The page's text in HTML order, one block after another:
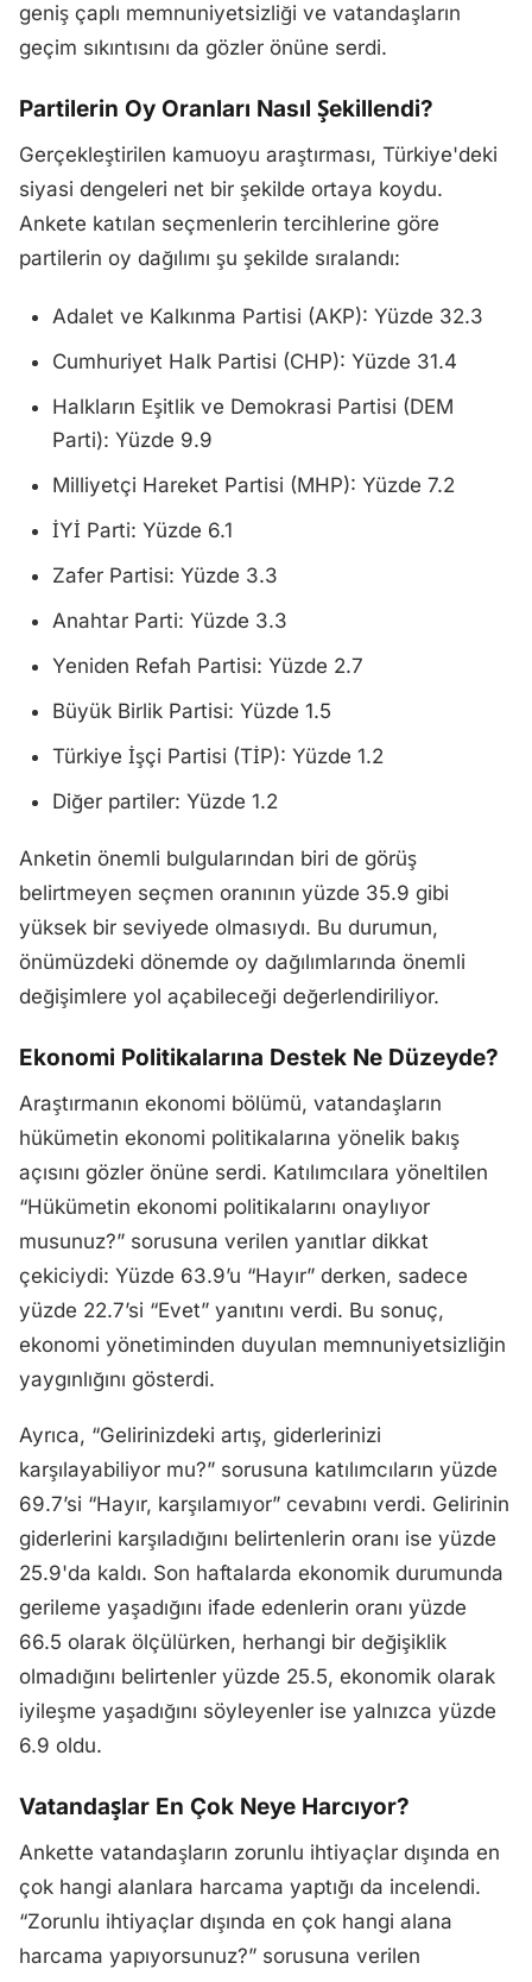
geniş çaplı memnuniyetsizliği ve vatandaşların
geçim sıkıntısını da gözler önüne serdi.
Partilerin Oy Oranları Nasıl Şekillendi?
Gerçekleştirilen kamuoyu araştırması, Türkiye'deki
siyasi dengeleri net bir şekilde ortaya koydu.
Ankete katılan seçmenlerin tercihlerine göre
partilerin oy dağılımı şu şekilde sıralandı:
Adalet ve Kalkınma Partisi (AKP): Yüzde 32.3
Cumhuriyet Halk Partisi (CHP): Yüzde 31.4
Halkların Eşitlik ve Demokrasi Partisi (DEM
Parti): Yüzde 9.9
Milliyetçi Hareket Partisi (MHP): Yüzde 7.2
İYİ Parti: Yüzde 6.1
Zafer Partisi: Yüzde 3.3
Anahtar Parti: Yüzde 3.3
Yeniden Refah Partisi: Yüzde 2.7
Büyük Birlik Partisi: Yüzde 1.5
Türkiye İşçi Partisi (TİP): Yüzde 1.2
Diğer partiler: Yüzde 1.2
Anketin önemli bulgularından biri de görüş
belirtmeyen seçmen oranının yüzde 35.9 gibi
yüksek bir seviyede olmasıydı. Bu durumun,
önümüzdeki dönemde oy dağılımlarında önemli
değişimlere yol açabileceği değerlendiriliyor.
Ekonomi Politikalarına Destek Ne Düzeyde?
Araştırmanın ekonomi bölümü, vatandaşların
hükümetin ekonomi politikalarına yönelik bakış
açısını gözler önüne serdi. Katılımcılara yöneltilen
“Hükümetin ekonomi politikalarını onaylıyor
musunuz?” sorusuna verilen yanıtlar dikkat
çekiciydi: Yüzde 63.9’u “Hayır” derken, sadece
yüzde 22.7’si “Evet” yanıtını verdi. Bu sonuç,
ekonomi yönetiminden duyulan memnuniyetsizliğin
yaygınlığını gösterdi.
Ayrıca, “Gelirinizdeki artış, giderlerinizi
karşılayabiliyor mu?” sorusuna katılımcıların yüzde
69.7’si “Hayır, karşılamıyor” cevabını verdi. Gelirinin
giderlerini karşıladığını belirtenlerin oranı ise yüzde
25.9'da kaldı. Son haftalarda ekonomik durumunda
gerileme yaşadığını ifade edenlerin oranı yüzde
66.5 olarak ölçülürken, herhangi bir değişiklik
olmadığını belirtenler yüzde 25.5, ekonomik olarak
iyileşme yaşadığını söyleyenler ise yalnızca yüzde
6.9 oldu.
Vatandaşlar En Çok Neye Harcıyor?
Ankette vatandaşların zorunlu ihtiyaçlar dışında en
çok hangi alanlara harcama yaptığı da incelendi.
“Zorunlu ihtiyaçlar dışında en çok hangi alana
harcama yapıyorsunuz?” sorusuna verilen